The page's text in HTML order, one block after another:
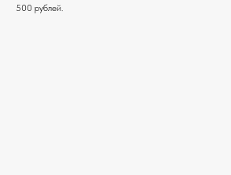
500 рублей.